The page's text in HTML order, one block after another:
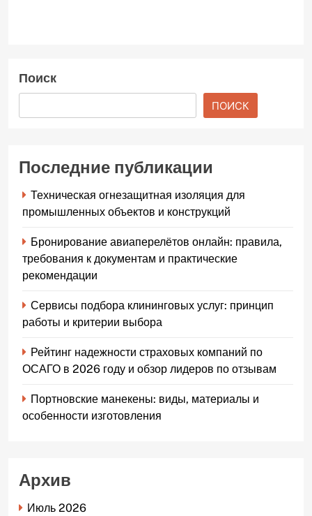
Поиск
ПОИСК
Последние публикации
Техническая огнезащитная изоляция для
промышленных объектов и конструкций
Бронирование авиаперелётов онлайн: правила,
требования к документам и практические
рекомендации
Сервисы подбора клининговых услуг: принцип
работы и критерии выбора
Рейтинг надежности страховых компаний по
ОСАГО в 2026 году и обзор лидеров по отзывам
Портновские манекены: виды, материалы и
особенности изготовления
Архив
Июль 2026